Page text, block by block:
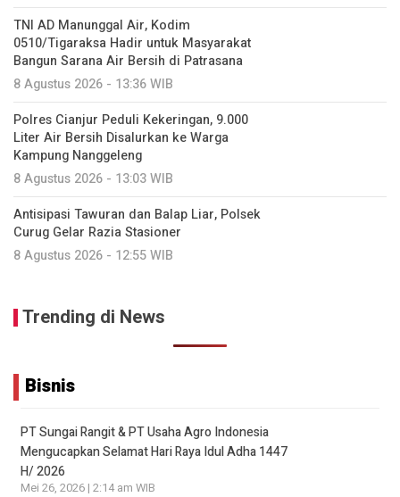
TNI AD Manunggal Air, Kodim
0510/Tigaraksa Hadir untuk Masyarakat
Bangun Sarana Air Bersih di Patrasana
8 Agustus 2026 - 13:36 WIB
Polres Cianjur Peduli Kekeringan, 9.000
Liter Air Bersih Disalurkan ke Warga
Kampung Nanggeleng
8 Agustus 2026 - 13:03 WIB
Antisipasi Tawuran dan Balap Liar, Polsek
Curug Gelar Razia Stasioner
8 Agustus 2026 - 12:55 WIB
Trending di News
Bisnis
PT Sungai Rangit & PT Usaha Agro Indonesia
Mengucapkan Selamat Hari Raya Idul Adha 1447
H/ 2026
Mei 26, 2026 | 2:14 am WIB